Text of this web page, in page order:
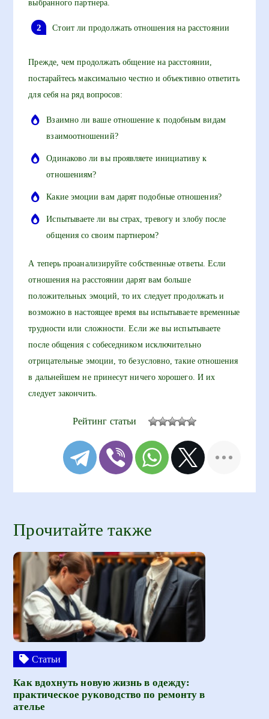
выбранного партнера.
Стоит ли продолжать отношения на расстоянии
Прежде, чем продолжать общение на расстоянии,
постарайтесь максимально честно и объективно ответить
для себя на ряд вопросов:
Взаимно ли ваше отношение к подобным видам
взаимоотношений?
Одинаково ли вы проявляете инициативу к
отношениям?
Какие эмоции вам дарят подобные отношения?
Испытываете ли вы страх, тревогу и злобу после
общения со своим партнером?
А теперь проанализируйте собственные ответы. Если
отношения на расстоянии дарят вам больше
положительных эмоций, то их следует продолжать и
возможно в настоящее время вы испытываете временные
трудности или сложности. Если же вы испытываете
после общения с собеседником исключительно
отрицательные эмоции, то безусловно, такие отношения
в дальнейшем не принесут ничего хорошего. И их
следует закончить.
Рейтинг статьи
Прочитайте также
Статьи
Как вдохнуть новую жизнь в одежду:
практическое руководство по ремонту в
ателье